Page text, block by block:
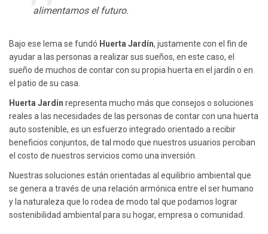
alimentamos el futuro.
Bajo ese lema se fundó Huerta Jardín, justamente con el fin de
ayudar a las personas a realizar sus sueños, en este caso, el
sueño de muchos de contar con su propia huerta en el jardín o en
el patio de su casa.
Huerta Jardín representa mucho más que consejos o soluciones
reales a las necesidades de las personas de contar con una huerta
auto sostenible, es un esfuerzo integrado orientado a recibir
beneficios conjuntos, de tal modo que nuestros usuarios perciban
el costo de nuestros servicios como una inversión.
Nuestras soluciones están orientadas al equilibrio ambiental que
se genera a través de una relación armónica entre el ser humano
y la naturaleza que lo rodea de modo tal que podamos lograr
sostenibilidad ambiental para su hogar, empresa o comunidad.